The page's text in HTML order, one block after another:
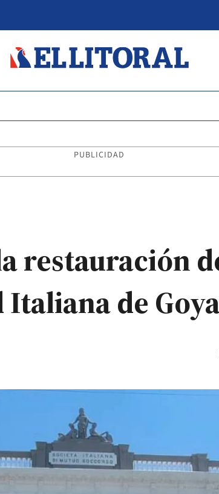
PUBLICIDAD
restauración
de